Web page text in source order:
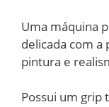
Uma máquina
delicada com a
pintura e
Possui um